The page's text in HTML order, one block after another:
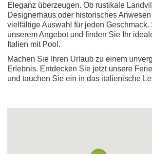
Eleganz überzeugen. Ob rustikale
Designerhaus oder historisches
vielfältige Auswahl für jeden Geschmack.
unserem Angebot und finden Sie Ihr
Italien mit Pool.
Machen Sie Ihren Urlaub zu einem
Erlebnis. Entdecken Sie jetzt unsere
und tauchen Sie ein in das italienische